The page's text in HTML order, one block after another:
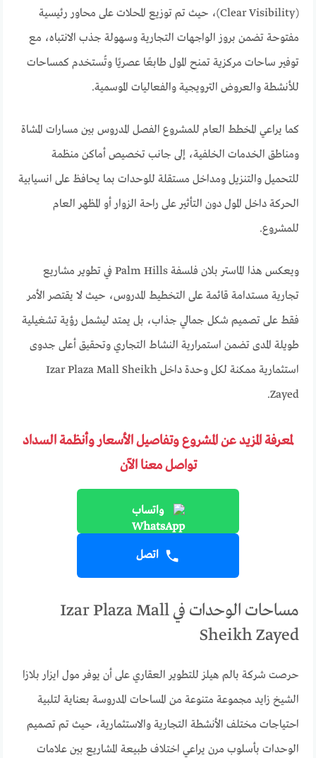
(Clear Visibility)، حيث تم توزيع المحلات على محاور رئيسية
مفتوحة تضمن بروز الواجهات التجارية وسهولة جذب الانتباه، مع
توفير ساحات مركزية تمنح المول طابعًا عصريًا وتُستخدم كمساحات
للأنشطة والعروض الترويجية والفعاليات الموسمية.
كما يراعي المخطط العام للمشروع الفصل المدروس بين مسارات المشاة
ومناطق الخدمات الخلفية، إلى جانب تخصيص أماكن منظمة
للتحميل والتنزيل ومداخل مستقلة للوحدات بما يحافظ على انسيابية
الحركة داخل المول دون التأثير على راحة الزوار أو المظهر العام
للمشروع.
ويعكس هذا الماستر بلان فلسفة Palm Hills في تطوير مشاريع
تجارية مستدامة قائمة على التخطيط المدروس، حيث لا يقتصر الأمر
فقط على تصميم شكل جمالي جذاب، بل يمتد ليشمل رؤية تشغيلية
طويلة المدى تضمن استمرارية النشاط التجاري وتحقيق أعلى جدوى
استثمارية ممكنة لكل وحدة داخل Izar Plaza Mall Sheikh
Zayed.
لمعرفة المزيد عن المشروع وتفاصيل الأسعار وأنظمة السداد
تواصل معنا الآن
واتساب
اتصل
مساحات الوحدات في Izar Plaza Mall
Sheikh Zayed
حرصت شركة بالم هيلز للتطوير العقاري على أن يوفر مول ايزار بلازا
الشيخ زايد مجموعة متنوعة من المساحات المدروسة بعناية لتلبية
احتياجات مختلف الأنشطة التجارية والاستثمارية، حيث تم تصميم
الوحدات بأسلوب مرن يراعي اختلاف طبيعة المشاريع بين علامات